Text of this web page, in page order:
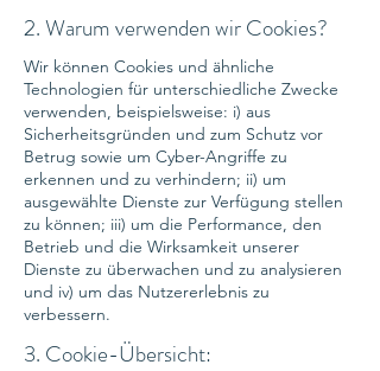
2. Warum verwenden wir Cookies?
Wir können Cookies und ähnliche
Technologien für unterschiedliche Zwecke
verwenden, beispielsweise: i) aus
Sicherheitsgründen und zum Schutz vor
Betrug sowie um Cyber-Angriffe zu
erkennen und zu verhindern; ii) um
ausgewählte Dienste zur Verfügung stellen
zu können; iii) um die Performance, den
Betrieb und die Wirksamkeit unserer
Dienste zu überwachen und zu analysieren
und iv) um das Nutzererlebnis zu
verbessern.
3. Cookie-Übersicht: